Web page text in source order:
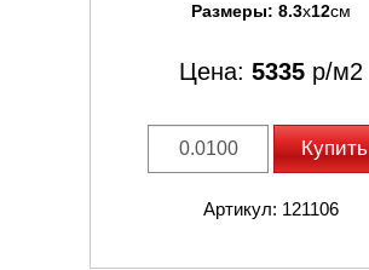
Размеры: 8.3x12см
Цена: 5335 р/м2
Купить
Артикул: 121106